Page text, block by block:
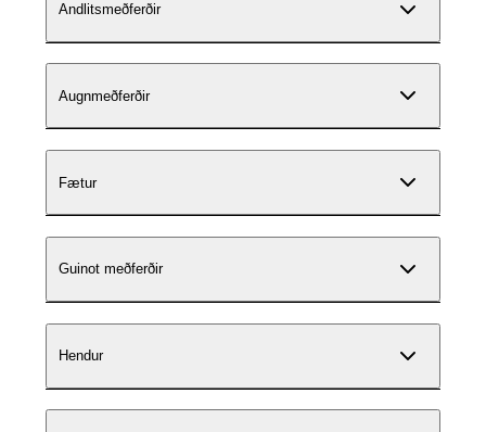
Andlitsmeðferðir
Augnmeðferðir
Fætur
Guinot meðferðir
Hendur